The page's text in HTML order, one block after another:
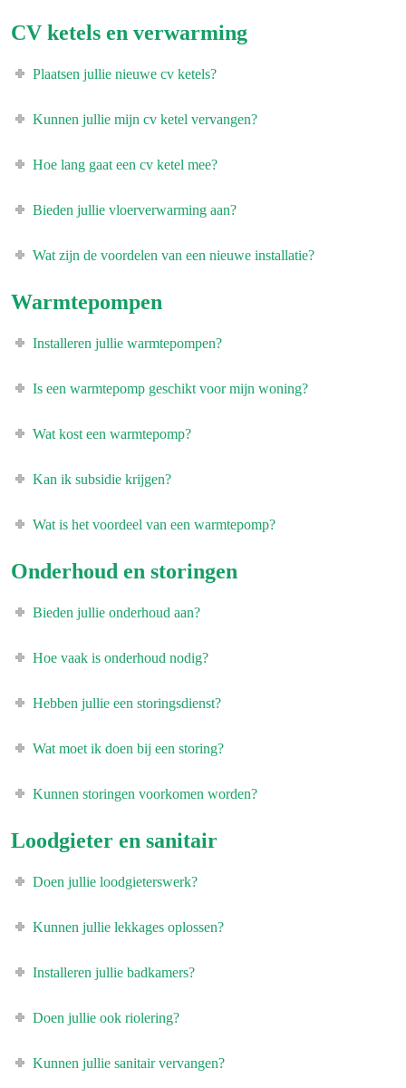
CV ketels en verwarming
Plaatsen jullie nieuwe cv ketels?
Kunnen jullie mijn cv ketel vervangen?
Hoe lang gaat een cv ketel mee?
Bieden jullie vloerverwarming aan?
Wat zijn de voordelen van een nieuwe installatie?
Warmtepompen
Installeren jullie warmtepompen?
Is een warmtepomp geschikt voor mijn woning?
Wat kost een warmtepomp?
Kan ik subsidie krijgen?
Wat is het voordeel van een warmtepomp?
Onderhoud en storingen
Bieden jullie onderhoud aan?
Hoe vaak is onderhoud nodig?
Hebben jullie een storingsdienst?
Wat moet ik doen bij een storing?
Kunnen storingen voorkomen worden?
Loodgieter en sanitair
Doen jullie loodgieterswerk?
Kunnen jullie lekkages oplossen?
Installeren jullie badkamers?
Doen jullie ook riolering?
Kunnen jullie sanitair vervangen?